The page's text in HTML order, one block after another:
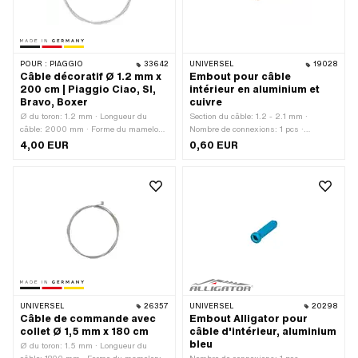
POUR : PIAGGIO 33642
Câble décoratif Ø 1.2 mm x
200 cm | Piaggio Ciao, SI,
Bravo, Boxer
Ø du toron: 1.2 mm · Longueur du
câble: 2000 mm · Forme du mamelon:
Tonneau (transversal) · Ø du
Allemagne · Matériau: Acier · Surface:
4,00 EUR
UNIVERSEL 19028
Embout pour câble
intérieur en aluminium et
cuivre
Section du câble: 1.2 - 2.1 mm ·
Nombre de connexions: 1 pcs ·
Couleur: couleur cuivre · Ø intérieur:
Aluminium · Surface: anodisé · Champ
0,60 EUR
UNIVERSEL 26357
Câble de commande avec
collet Ø 1,5 mm x 180 cm
Ø du toron: 1.5 mm · Longueur du
UNIVERSEL 20298
Embout Alligator pour
câble d'intérieur, aluminium
bleu